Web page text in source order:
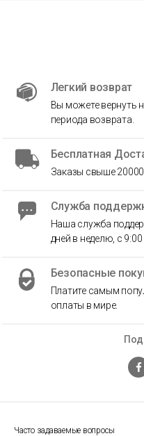
Часто задаваемые вопросы
Легкий возврат
Вы можете вернуть
периода возврата.
Бесплатная
Заказы свыше
Служба
Наша служба
дней в неделю, с 9:00
Безопасные
Платите самым
оплаты в мире.